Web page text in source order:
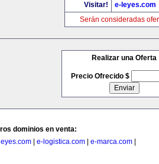
Visitar!
e-leyes.com
Serán consideradas
Realizar una Oferta
Precio Ofrecido $
dominios en venta:
e-logistica.com e-marca.com